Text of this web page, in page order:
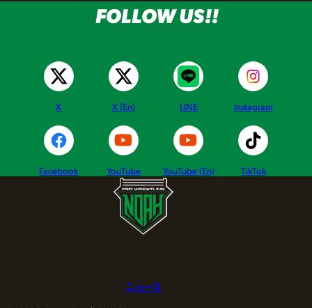
FOLLOW US!!
X X (En) LINE Instagram
Facebook YouTube YouTube (En) TikTok
ニュース